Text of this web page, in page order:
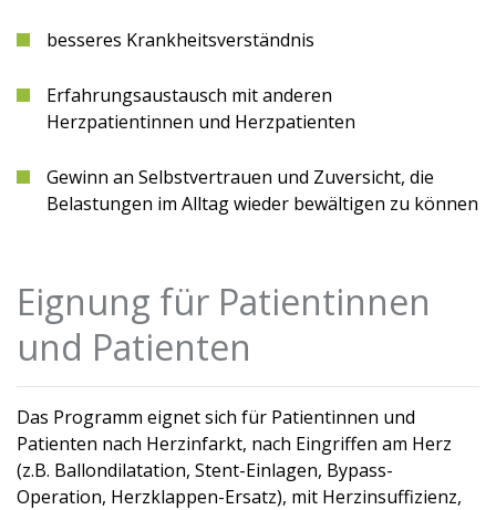
besseres Krankheitsverständnis
Erfahrungsaustausch mit anderen
Herzpatientinnen und Herzpatienten
Gewinn an Selbstvertrauen und Zuversicht, die
Belastungen im Alltag wieder bewältigen zu können
Eignung für Patientinnen
und Patienten
Das Programm eignet sich für Patientinnen und
Patienten nach Herzinfarkt, nach Eingriffen am Herz
(z.B. Ballondilatation, Stent-Einlagen, Bypass-
Operation, Herzklappen-Ersatz), mit Herzinsuffizienz,